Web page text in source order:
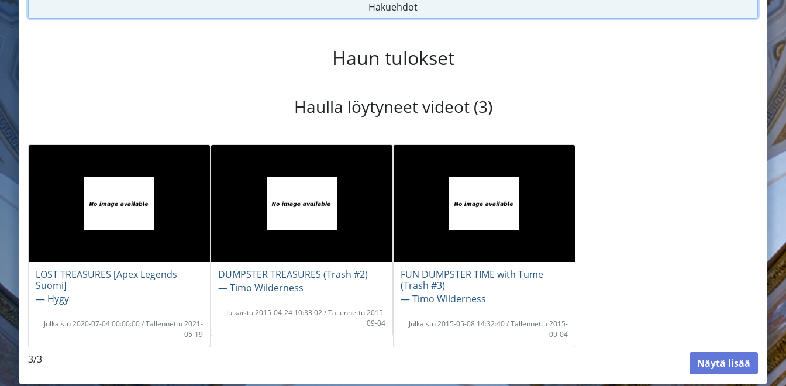
Hakuehdot
Haun tulokset
Haulla löytyneet videot (3)
LOST TREASURES [Apex Legends
Suomi]
― Hygy
Julkaistu 2020-07-04 00:00:00 / Tallennettu 2021-
05-19
DUMPSTER TREASURES (Trash #2)
― Timo Wilderness
Julkaistu 2015-04-24 10:33:02 / Tallennettu 2015-
09-04
FUN DUMPSTER TIME with Tume
(Trash #3)
― Timo Wilderness
Julkaistu 2015-05-08 14:32:40 / Tallennettu 2015-
09-04
3/3 Näytä lisää